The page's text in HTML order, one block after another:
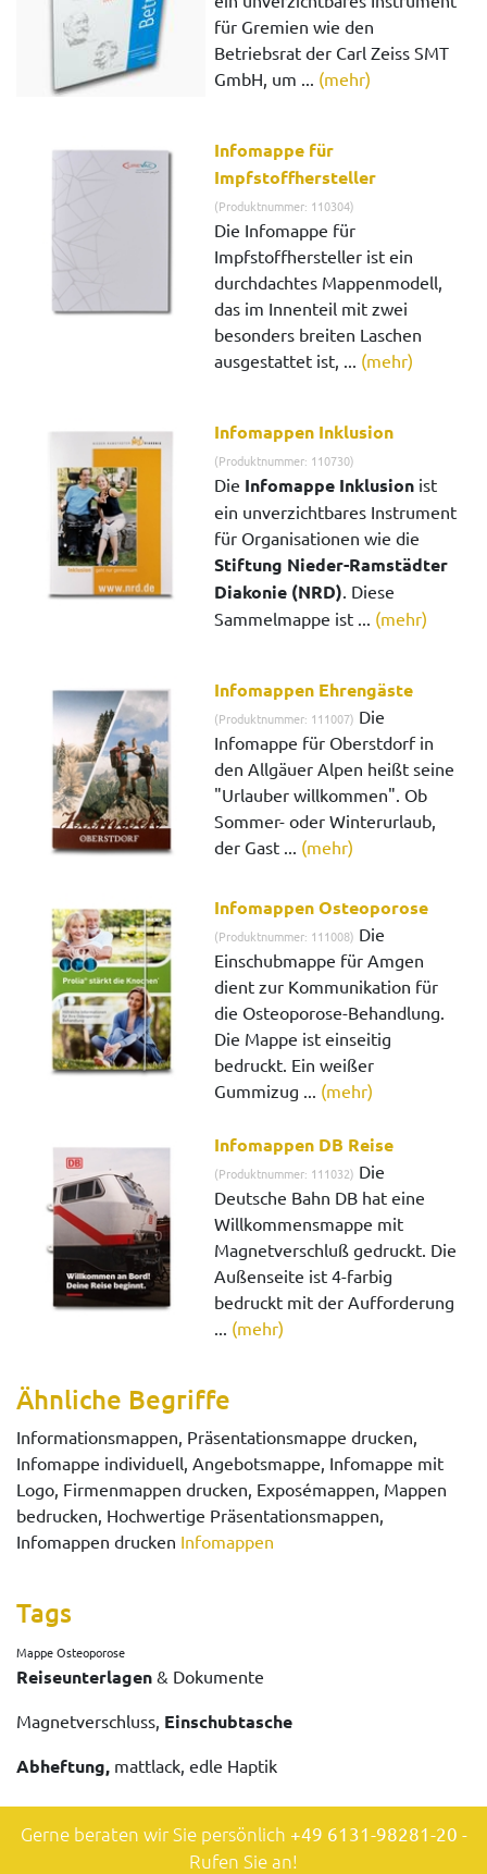
für Gremien wie den
Betriebsrat der Carl Zeiss SMT
GmbH, um ... (mehr)
Infomappe für
Impfstoffhersteller
(Produktnummer: 110304)
Die Infomappe für
Impfstoffhersteller ist ein
durchdachtes Mappenmodell,
das im Innenteil mit zwei
besonders breiten Laschen
ausgestattet ist, ... (mehr)
Infomappen Inklusion
(Produktnummer: 110730)
Die Infomappe Inklusion ist
ein unverzichtbares Instrument
für Organisationen wie die
Stiftung Nieder-Ramstädter
Diakonie (NRD). Diese
Sammelmappe ist ... (mehr)
Infomappen Ehrengäste
(Produktnummer: 111007) Die
Infomappe für Oberstdorf in
den Allgäuer Alpen heißt seine
"Urlauber willkommen". Ob
Sommer- oder Winterurlaub,
der Gast ... (mehr)
Infomappen Osteoporose
(Produktnummer: 111008) Die
Einschubmappe für Amgen
dient zur Kommunikation für
die Osteoporose-Behandlung.
Die Mappe ist einseitig
bedruckt. Ein weißer
Gummizug ... (mehr)
Infomappen DB Reise
(Produktnummer: 111032) Die
Deutsche Bahn DB hat eine
Willkommensmappe mit
Magnetverschluß gedruckt. Die
Außenseite ist 4-farbig
bedruckt mit der Aufforderung
(mehr)
Ähnliche Begriffe
Informationsmappen, Präsentationsmappe drucken,
Infomappe individuell, Angebotsmappe, Infomappe mit
Logo, Firmenmappen drucken, Exposémappen, Mappen
bedrucken, Hochwertige Präsentationsmappen,
Infomappen drucken Infomappen
Tags
Mappe Osteoporose
Reiseunterlagen & Dokumente
Magnetverschluss, Einschubtasche
Abheftung, mattlack, edle Haptik
Gerne beraten wir Sie persönlich +49 6131-98281-20 -
Rufen Sie an!